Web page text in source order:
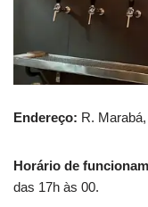
Endereço: R.
Horário de
das 17h às 00.